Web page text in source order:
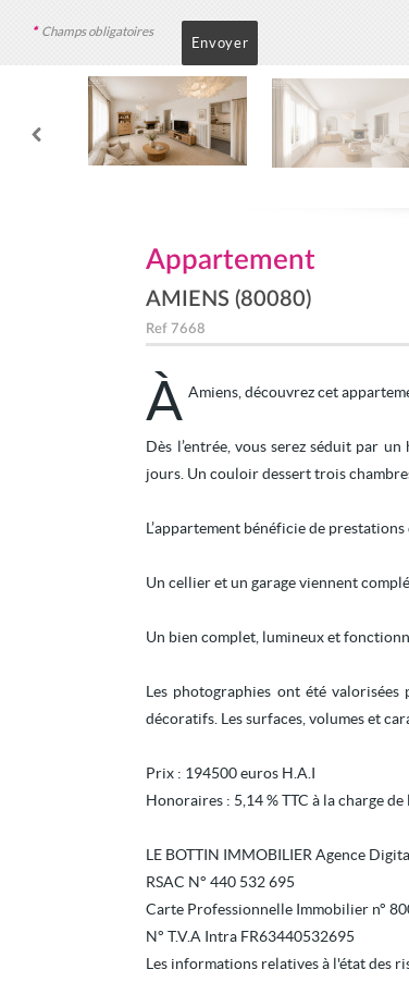
* Champs obligatoires
Appartement
AMIENS (80080)
Ref 7668
À Amiens, découvrez cet
Dès l’entrée, vous serez séduit par
jours. Un couloir dessert trois
L’appartement bénéficie de
Un cellier et un garage viennent
Un bien complet, lumineux et
Les photographies ont été
décoratifs. Les surfaces, volumes et
Prix : 194500 euros H.A.I
Honoraires : 5,14 % TTC à la charge
LE BOTTIN IMMOBILIER Agence
RSAC N° 440 532 695
Carte Professionnelle Immobilier n°
N° T.V.A Intra FR63440532695
Les informations relatives à l'état des